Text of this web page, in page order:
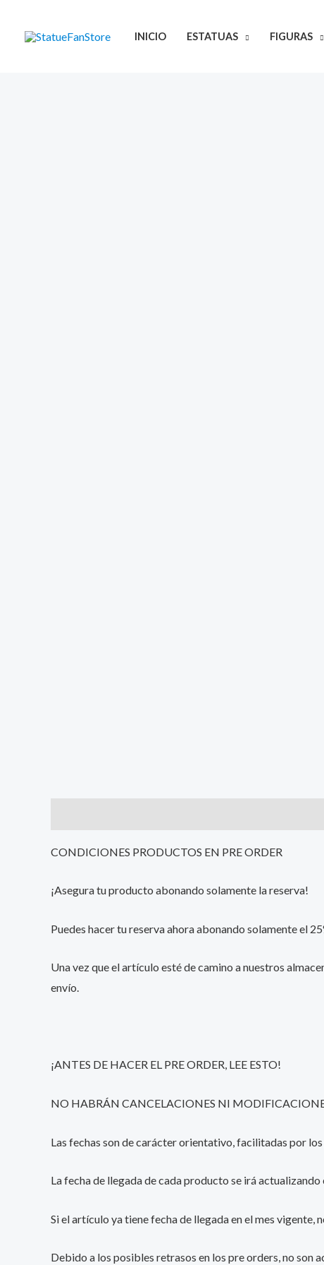
INICIO ESTATUAS FIGURAS
CONDICIONES PRODUCTOS EN PRE ORDER
¡Asegura tu producto abonando solamente la reserva!
Puedes hacer tu reserva ahora abonando solamente el
Una vez que el artículo esté de camino a nuestros
envío.
¡ANTES DE HACER EL PRE ORDER, LEE ESTO!
NO HABRÁN CANCELACIONES NI
Las fechas son de carácter orientativo, facilitadas por
La fecha de llegada de cada producto se irá
Si el artículo ya tiene fecha de llegada en el mes
Debido a los posibles retrasos en los pre orders, no son